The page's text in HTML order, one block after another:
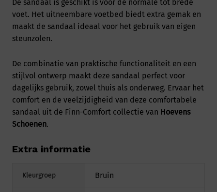
De sandaal is geschikt is voor de normale tot brede
voet. Het uitneembare voetbed biedt extra gemak en
maakt de sandaal ideaal voor het gebruik van eigen
steunzolen.
De combinatie van praktische functionaliteit en een
stijlvol ontwerp maakt deze sandaal perfect voor
dagelijks gebruik, zowel thuis als onderweg. Ervaar het
comfort en de veelzijdigheid van deze comfortabele
sandaal uit de Finn-Comfort collectie van Hoevens
Schoenen.
Extra informatie
Kleurgroep Bruin